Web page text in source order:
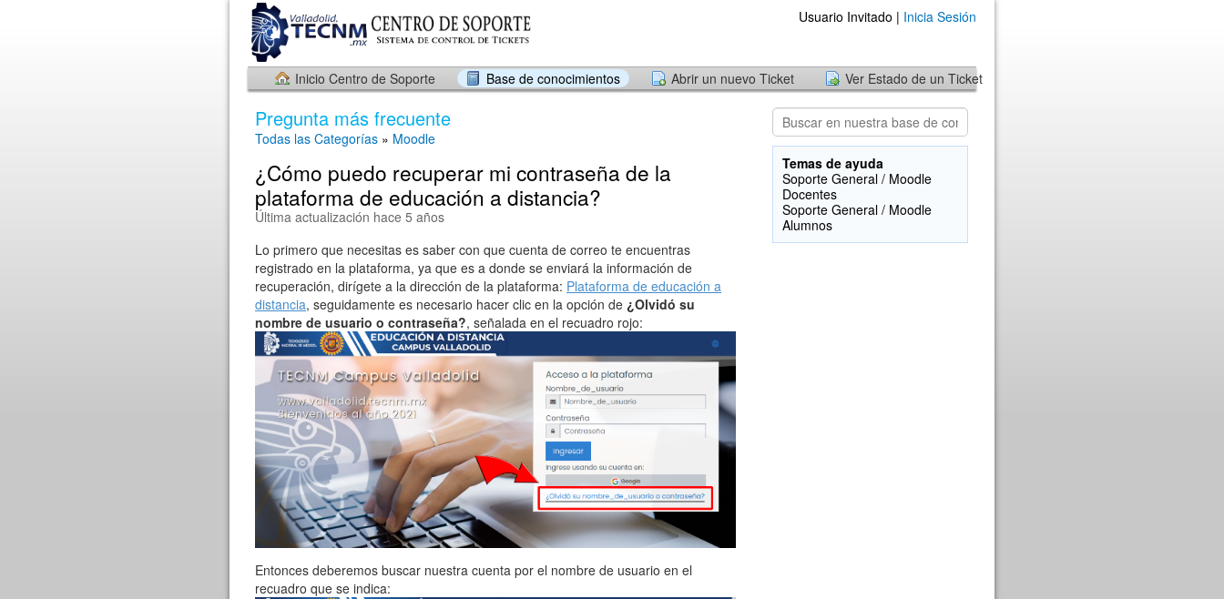
Usuario Invitado | Inicia Sesión
Inicio Centro de Soporte Base de conocimientos Abrir un nuevo Ticket Ver Estado de un Ticket
Pregunta más frecuente
Todas las Categorías » Moodle
¿Cómo puedo recuperar mi contraseña de la
plataforma de educación a distancia?
Última actualización hace 5 años
Lo primero que necesitas es saber con que cuenta de correo te encuentras
registrado en la plataforma, ya que es a donde se enviará la información de
recuperación, dirígete a la dirección de la plataforma: Plataforma de educación a
distancia, seguidamente es necesario hacer clic en la opción de ¿Olvidó su
nombre de usuario o contraseña?, señalada en el recuadro rojo:
Entonces deberemos buscar nuestra cuenta por el nombre de usuario en el
recuadro que se indica:
Temas de ayuda
Soporte General / Moodle
Docentes
Soporte General / Moodle
Alumnos